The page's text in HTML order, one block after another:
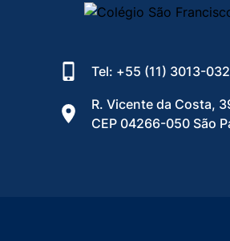
Tel: +55 (11) 3013-
R. Vicente da Costa,
CEP 04266-050 São